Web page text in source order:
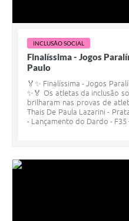
INCLUSÃO SOCIAL
Finalíssima - Jogos
Paulo
🏅✨ Finalíssima - Jogos
✨🏅 Os atletas da inclusão
brilharam nas provas de
Thais De Paula Lazarini -
- Lançamento do Dardo - F35